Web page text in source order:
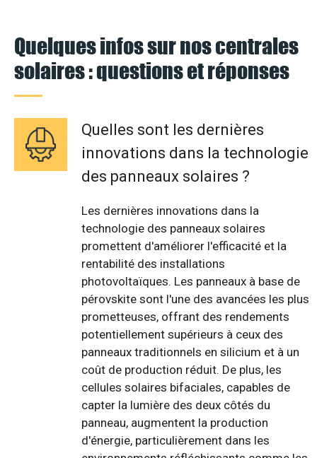
Quelques infos sur nos centrales
solaires : questions et réponses
Quelles sont les dernières
innovations dans la technologie
des panneaux solaires ?
Les dernières innovations dans la
technologie des panneaux solaires
promettent d'améliorer l'efficacité et la
rentabilité des installations
photovoltaïques. Les panneaux à base de
pérovskite sont l'une des avancées les plus
prometteuses, offrant des rendements
potentiellement supérieurs à ceux des
panneaux traditionnels en silicium et à un
coût de production réduit. De plus, les
cellules solaires bifaciales, capables de
capter la lumière des deux côtés du
panneau, augmentent la production
d'énergie, particulièrement dans les